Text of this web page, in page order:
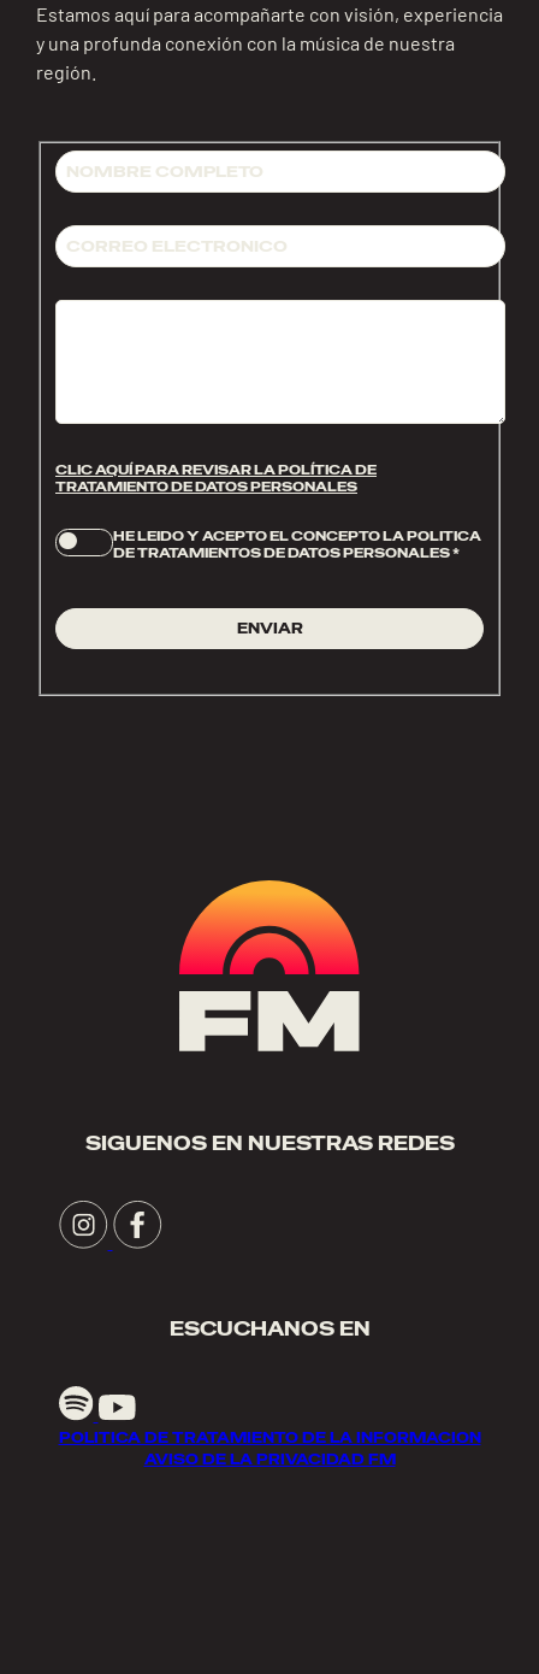
Estamos aquí para acompañarte con visión, experiencia
y una profunda conexión con la música de nuestra
región.
CLIC AQUÍ PARA REVISAR LA POLÍTICA DE
TRATAMIENTO DE DATOS PERSONALES
HE LEIDO Y ACEPTO EL CONCEPTO LA POLITICA
DE TRATAMIENTOS DE DATOS PERSONALES*
ENVIAR
SIGUENOS EN NUESTRAS REDES
ESCUCHANOS EN
POLITICA DE TRATAMIENTO DE LA INFORMACION
AVISO DE LA PRIVACIDAD FM